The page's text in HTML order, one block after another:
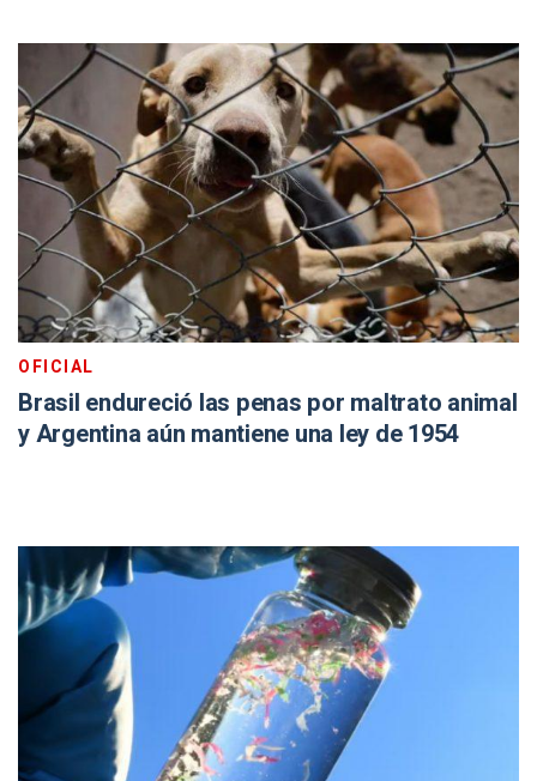
OFICIAL
Brasil endureció las penas por maltrato animal
y Argentina aún mantiene una ley de 1954